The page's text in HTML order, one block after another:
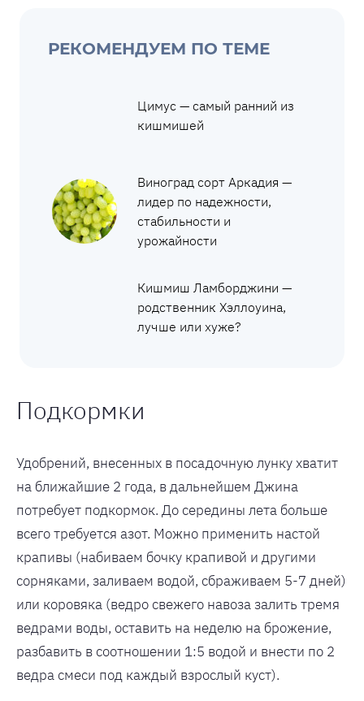
РЕКОМЕНДУЕМ ПО ТЕМЕ
Цимус — самый ранний из
кишмишей
Виноград сорт Аркадия —
лидер по надежности,
стабильности и
урожайности
Кишмиш Ламборджини —
родственник Хэллоуина,
лучше или хуже?
Подкормки
Удобрений, внесенных в посадочную лунку хватит
на ближайшие 2 года, в дальнейшем Джина
потребует подкормок. До середины лета больше
всего требуется азот. Можно применить настой
крапивы (набиваем бочку крапивой и другими
сорняками, заливаем водой, сбраживаем 5-7 дней)
или коровяка (ведро свежего навоза залить тремя
ведрами воды, оставить на неделю на брожение,
разбавить в соотношении 1:5 водой и внести по 2
ведра смеси под каждый взрослый куст).